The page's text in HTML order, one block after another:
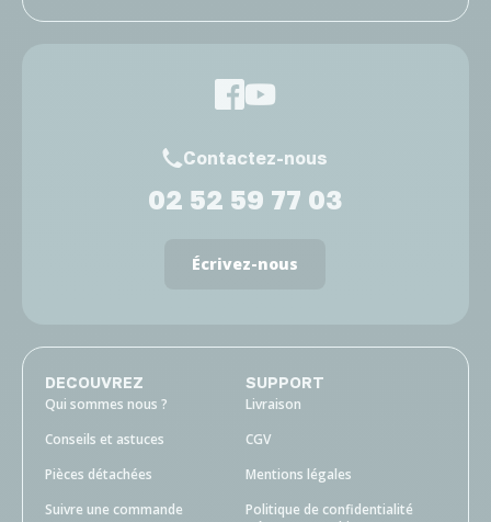
Contactez-nous
02 52 59 77 03
Écrivez-nous
DECOUVREZ
Qui sommes nous ?
Conseils et astuces
Pièces détachées
Suivre une commande
SUPPORT
Livraison
CGV
Mentions légales
Politique de confidentialité